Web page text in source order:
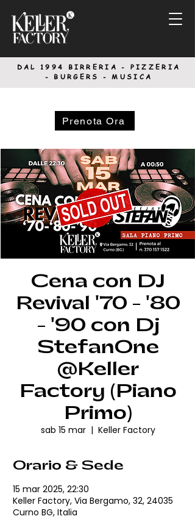
DAL 1994 BIRRERIA - PIZZERIA
- BURGERS - MUSICA
Prenota Ora
Cena con DJ
Revival '70 - '80
- '90 con Dj
StefanOne
@Keller
Factory (Piano
Primo)
sab 15 mar
  |
Keller Factory
Orario & Sede
15 mar 2025, 22:30
Keller Factory, Via Bergamo, 32, 24035
Curno BG, Italia